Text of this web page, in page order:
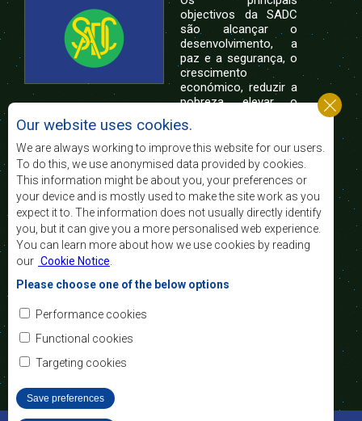
objectivos da SADC
são alcançar o
desenvolvimento, a
paz e a segurança, o
crescimento
económico, reduzir a
pobreza, elevar o
nível e a qualidade de vida das populações da
África Austral, e apoiar as camadas sociais
desfavorecidas mediante a integração regional,
assente nos princípios democráticos e no
desenvolvimento equitativo e sustentável.
Contact Us
SADC House
Plot No. 54385
Central Business District
Private Bag 0095
Our website uses cookies.
We are always working to improve this website for our users.
To do this, we use anonymised data provided by cookies.
This information might be about you, your preferences or
your device and is mostly used to make the site work as you
expect it to. The information does not usually directly identify
you, but it can give you a more personalised web experience.
You can learn more about how we use cookies by reading
our Cookie Notice
Please choose one of the below options
Performance cookies
Functional cookies
Targeting cookies
Save preferences